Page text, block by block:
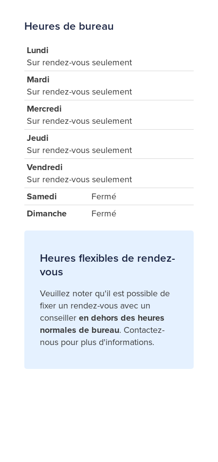
Heures de bureau
Lundi
Sur rendez-vous seulement
Mardi
Sur rendez-vous seulement
Mercredi
Sur rendez-vous seulement
Jeudi
Sur rendez-vous seulement
Vendredi
Sur rendez-vous seulement
Samedi
Fermé
Dimanche
Fermé
Heures flexibles de rendez-
vous
Veuillez noter qu'il est possible de
fixer un rendez-vous avec un
conseiller en dehors des heures
normales de bureau. Contactez-
nous pour plus d'informations.